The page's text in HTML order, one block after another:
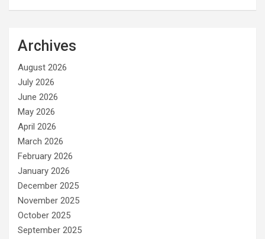
Archives
August 2026
July 2026
June 2026
May 2026
April 2026
March 2026
February 2026
January 2026
December 2025
November 2025
October 2025
September 2025